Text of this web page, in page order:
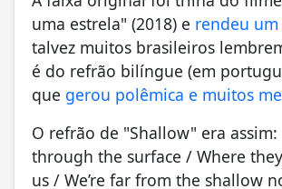
uma estrela" (2018) e rendeu um
talvez muitos brasileiros
é do refrão bilíngue (em
que gerou polêmica e muitos
O refrão de "Shallow" era assim:
through the surface / Where
us / We’re far from the shallow